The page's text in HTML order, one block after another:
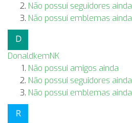
Não possui seguidores ainda
Não possui emblemas ainda
DonaldkemNK
Não possui amigos ainda
Não possui seguidores ainda
Não possui emblemas ainda